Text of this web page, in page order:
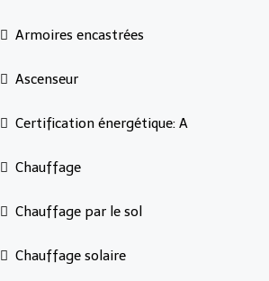
Armoires encastrées
Ascenseur
Certification énergétique: A
Chauffage
Chauffage par le sol
Chauffage solaire